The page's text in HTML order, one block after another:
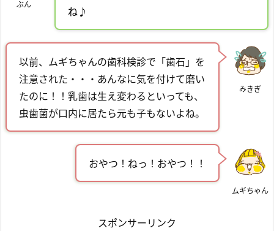
ぶん
ね♪
みきぎ
以前、ムギちゃんの歯科検診で「歯石」を
注意された・・・あんなに気を付けて磨い
たのに！！乳歯は生え変わるといっても、
虫歯菌が口内に居たら元も子もないよね。
ムギちゃん
おやつ！ねっ！おやつ！！
スポンサーリンク